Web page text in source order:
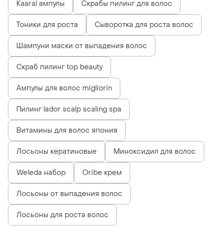
Kaaral ампулы Скрабы пилинг для волос
Тоники для роста Сыворотка для роста волос
Шампуни маски от выпадения волос
Скраб пилинг top beauty
Ампулы для волос migliorin
Пилинг lador scalp scaling spa
Витамины для волос япония
Лосьоны кератиновые Миноксидил для волос
Weleda набор Oribe крем
Лосьоны от выпадения волос
Лосьоны для роста волос